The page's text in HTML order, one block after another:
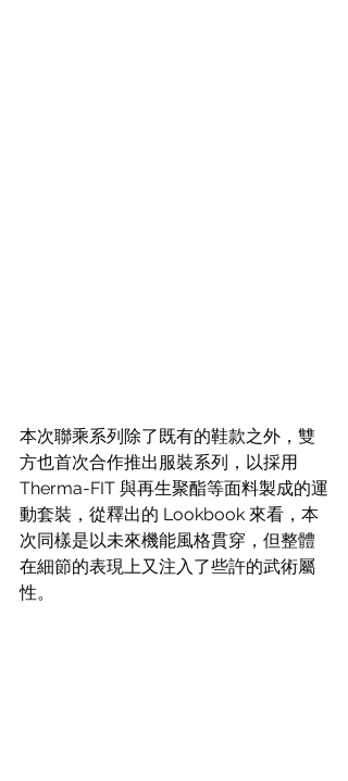
本次聯乘系列除了既有的鞋款之外，雙
方也首次合作推出服裝系列，以採用
Therma-FIT 與再生聚酯等面料製成的運
動套裝，從釋出的 Lookbook 來看，本
次同樣是以未來機能風格貫穿，但整體
在細節的表現上又注入了些許的武術屬
性。